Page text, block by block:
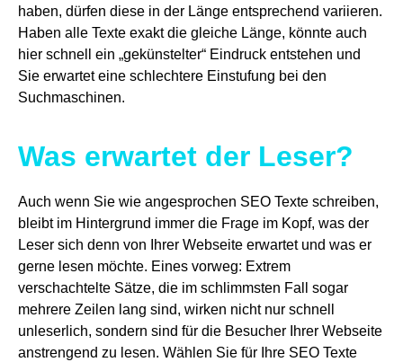
haben, dürfen diese in der Länge entsprechend variieren.
Haben alle Texte exakt die gleiche Länge, könnte auch
hier schnell ein „gekünstelter“ Eindruck entstehen und
Sie erwartet eine schlechtere Einstufung bei den
Suchmaschinen.
Was erwartet der Leser?
Auch wenn Sie wie angesprochen SEO Texte schreiben,
bleibt im Hintergrund immer die Frage im Kopf, was der
Leser sich denn von Ihrer Webseite erwartet und was er
gerne lesen möchte. Eines vorweg: Extrem
verschachtelte Sätze, die im schlimmsten Fall sogar
mehrere Zeilen lang sind, wirken nicht nur schnell
unleserlich, sondern sind für die Besucher Ihrer Webseite
anstrengend zu lesen. Wählen Sie für Ihre SEO Texte